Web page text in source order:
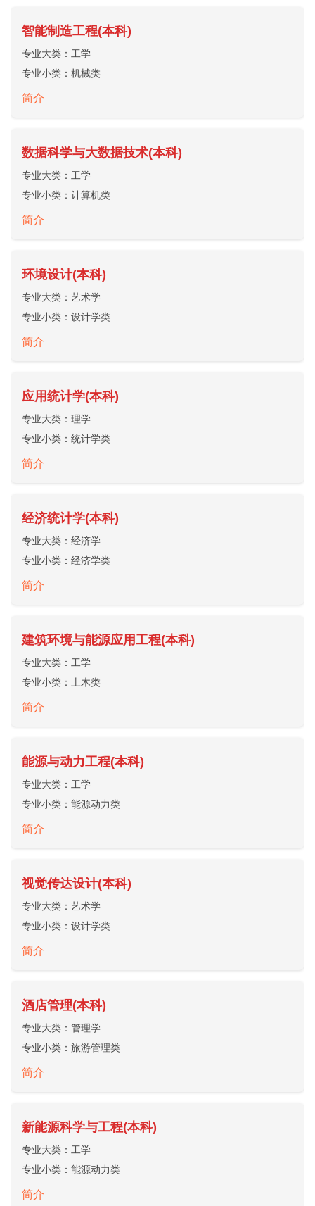
智能制造工程(本科)
专业大类： 工学
专业小类： 机械类
简介
数据科学与大数据技术(本科)
专业大类： 工学
专业小类： 计算机类
简介
环境设计(本科)
专业大类： 艺术学
专业小类： 设计学类
简介
应用统计学(本科)
专业大类： 理学
专业小类： 统计学类
简介
经济统计学(本科)
专业大类： 经济学
专业小类： 经济学类
简介
建筑环境与能源应用工程(本科)
专业大类： 工学
专业小类： 土木类
简介
能源与动力工程(本科)
专业大类： 工学
专业小类： 能源动力类
简介
视觉传达设计(本科)
专业大类： 艺术学
专业小类： 设计学类
简介
酒店管理(本科)
专业大类： 管理学
专业小类： 旅游管理类
简介
新能源科学与工程(本科)
专业大类： 工学
专业小类： 能源动力类
简介